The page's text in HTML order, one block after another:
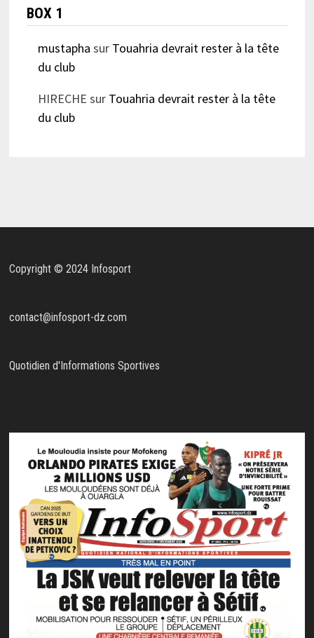
BOX 1
mustapha sur Touahria devrait rester à la tête
du club
HIRECHE sur Touahria devrait rester à la tête
du club
Copyright © 2024 Infosport
contact@infosport-dz.com
Quotidien d'Informations Sportives